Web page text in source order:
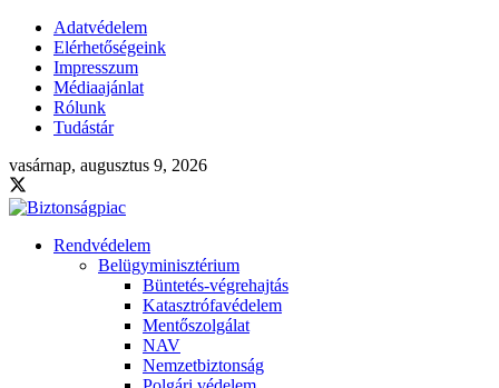
Adatvédelem
Elérhetőségeink
Impresszum
Médiaajánlat
Rólunk
Tudástár
vasárnap, augusztus 9, 2026
Rendvédelem
Belügyminisztérium
Büntetés-végrehajtás
Katasztrófavédelem
Mentőszolgálat
NAV
Nemzetbiztonság